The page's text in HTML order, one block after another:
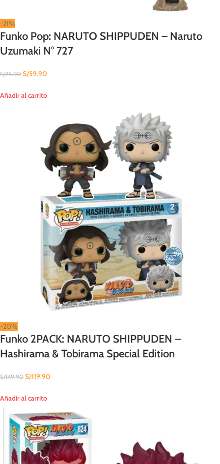
-21%
Funko Pop: NARUTO SHIPPUDEN – Naruto
Uzumaki N° 727
S/75.90 S/59.90
Añadir al carrito
-20%
Funko 2PACK: NARUTO SHIPPUDEN –
Hashirama & Tobirama Special Edition
S/149.90 S/119.90
Añadir al carrito